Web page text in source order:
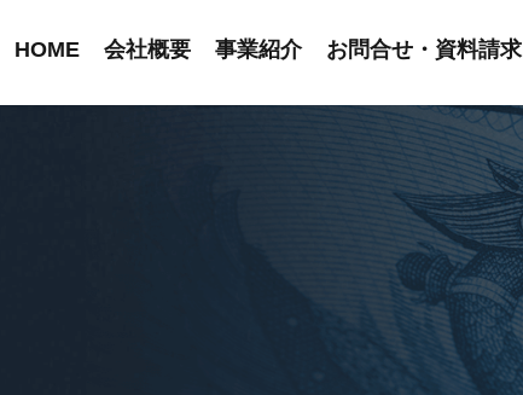
HOME 会社概要 事業紹介 お問合せ・資料請求